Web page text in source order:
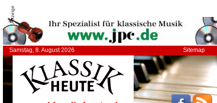
Anzeige
Samstag, 8. August 2026 Sitemap